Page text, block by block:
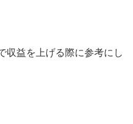
収益を上げる際に参考にし